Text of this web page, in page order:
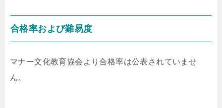
合格率および難易度
マナー文化教育協会より合格率は公表されていませ
ん。